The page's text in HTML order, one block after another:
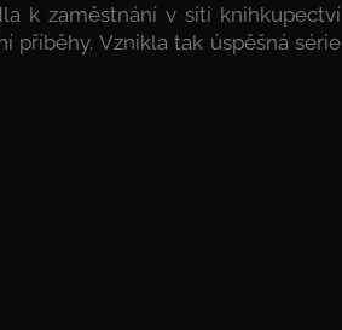
k zaměstnání v síti knihkupectví
příběhy. Vznikla tak úspěšná série